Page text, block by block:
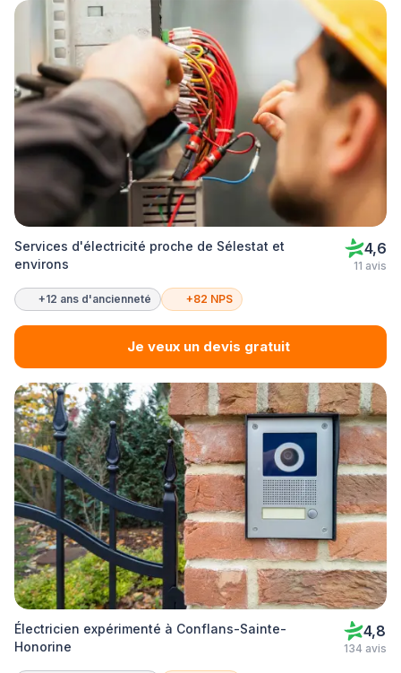
Services d'électricité proche de Sélestat et
environs
4,6
11 avis
+12 ans d'ancienneté +82 NPS
Je veux un devis gratuit
Électricien expérimenté à Conflans-Sainte-
Honorine
4,8
134 avis